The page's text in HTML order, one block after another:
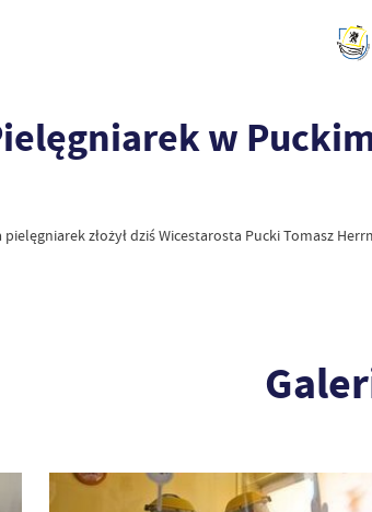
w
złożył dziś Wicestarosta Pucki Tomasz